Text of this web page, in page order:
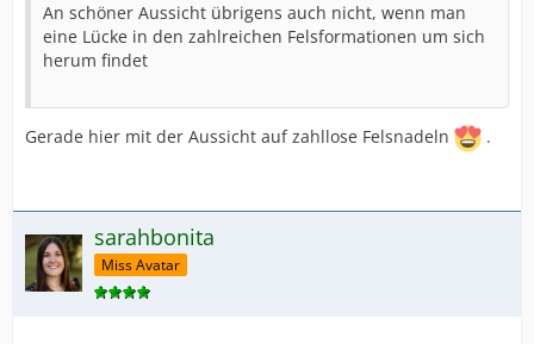
An schöner Aussicht übrigens auch nicht, wenn man
eine Lücke in den zahlreichen Felsformationen um sich
herum findet
Gerade hier mit der Aussicht auf zahllose Felsnadeln .
sarahbonita
Miss Avatar